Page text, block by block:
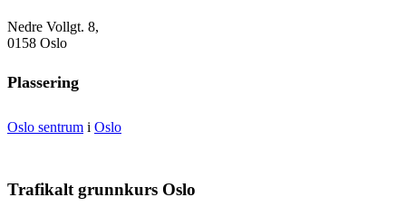
Nedre Vollgt. 8,
0158 Oslo
Plassering
Oslo sentrum i Oslo
Trafikalt grunnkurs Oslo